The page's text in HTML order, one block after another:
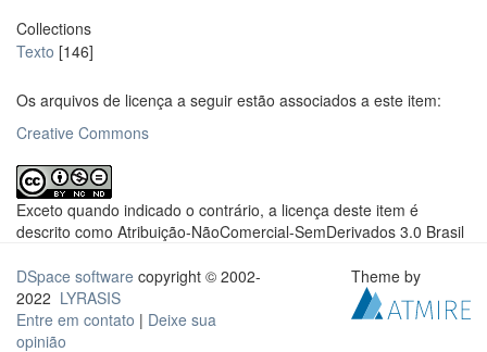
Collections
Texto [146]
Os arquivos de licença a seguir estão associados a este item:
Creative Commons
Exceto quando indicado o contrário, a licença deste item é
descrito como Atribuição-NãoComercial-SemDerivados 3.0 Brasil
DSpace software copyright © 2002-
2022 LYRASIS
Entre em contato | Deixe sua
opinião
Theme by